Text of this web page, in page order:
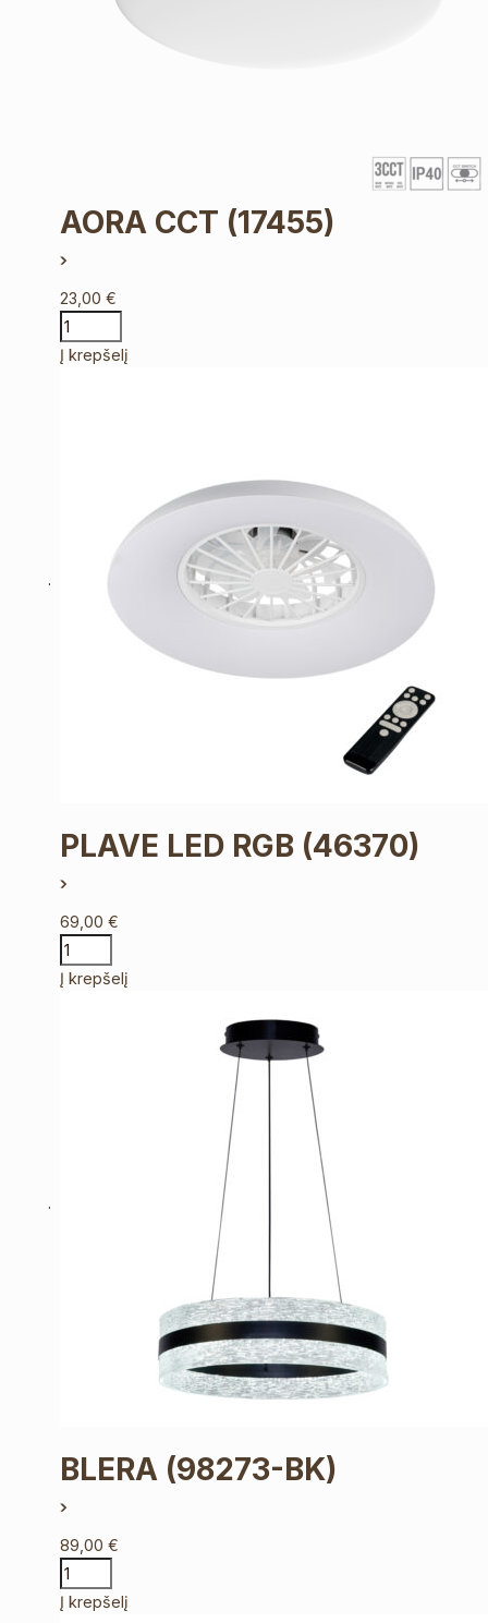
AORA CCT (17455)
23,00€
Į krepšelį
PLAVE LED RGB (46370)
69,00€
Į krepšelį
BLERA (98273-BK)
89,00€
Į krepšelį